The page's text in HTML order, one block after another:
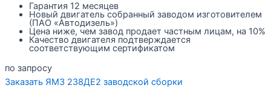
Гарантия 12 месяцев
Новый двигатель собранный заводом изготовителем
(ПАО «Автодизель»)
Цена ниже, чем завод продает частным лицам, на 10%
Качество двигателя подтверждается
соответствующим сертификатом
по запросу
Заказать ЯМЗ 238ДЕ2 заводской сборки